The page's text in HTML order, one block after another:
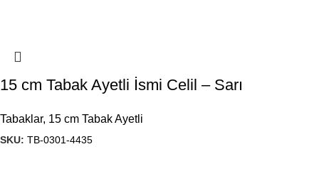
15 cm Tabak Ayetli İsmi Celil – Sarı
Tabaklar, 15 cm Tabak Ayetli
SKU: TB-0301-4435